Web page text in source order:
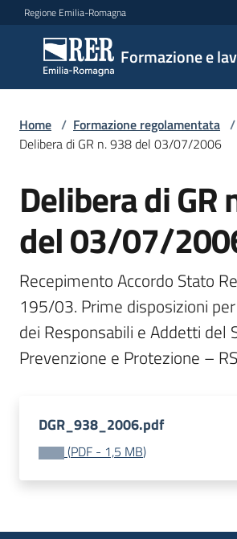
Vai al contenuto
Vai alla navigazione
Vai al footer
Regione Emilia-Romagna
Formazione e
Formazione
e lavoro
Argomenti
Novità
Servizi
Leggi
Atti
Programmi
Progetti
Home / Formazione regolamentata /
Delibera di GR n. 938 del 03/07/2006
Delibera di GR
del 03/07/
Recepimento Accordo Stato
195/03. Prime disposizioni
dei Responsabili e Addetti del
Prevenzione e Protezione –
DGR_938_2006.pdf
(PDF - 1,5 MB)